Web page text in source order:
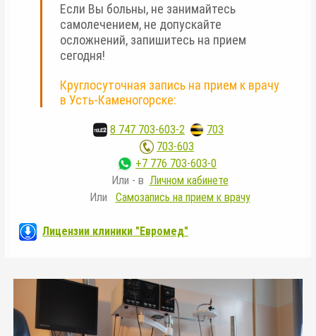
Если Вы больны, не занимайтесь
самолечением, не допускайте
осложнений, запишитесь на прием
сегодня!
Круглосуточная запись на прием к врачу
в Усть-Каменогорске:
8 747 703-603-2
703
703-603
+7 776 703-603-0
Или - в Личном кабинете
Или Самозапись на прием к врачу
Лицензии клиники "Евромед"